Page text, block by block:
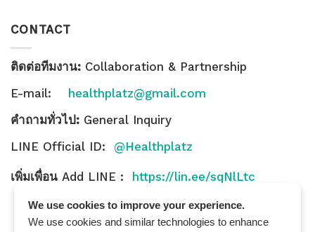
CONTACT
ติดต่อทีมงาน: Collaboration & Partnership
E-mail: healthplatz@gmail.com
คำถามทั่วไป: General Inquiry
LINE Official ID: @Healthplatz
เพิ่มเพื่อน Add LINE : https://lin.ee/sqNlLtc
We use cookies to improve your experience.
We use cookies and similar technologies to enhance